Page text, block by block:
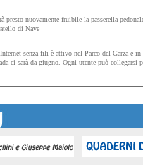
presto nuovamente fruibile la passerella
di Nave
senza fili è attivo nel Parco del Garza e in
ci sarà da giugno. Ogni utente può collegarsi